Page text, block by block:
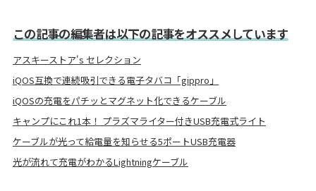
この記事の編集者は以下の記事をオススメしています
アスキーストア's セレクション
iQOS互換で連続吸引できる電子タバコ「gippro」
iQOSの充電をパチッとマグネット化できるケーブル
キャンプにこれ1本！ プラズマライター付きUSB充電式ライト
ケーブルが光って給電量を知らせる5ポートUSB充電器
光が流れて充電がわかるLightningケーブル